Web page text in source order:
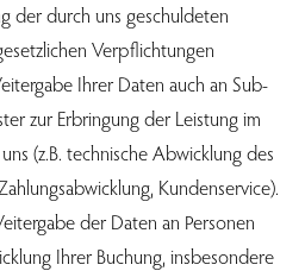
der durch uns geschuldeten
Verpflichtungen
Ihrer Daten auch an Sub-
zur Erbringung der Leistung im
(z.B. technische Abwicklung des
Kundenservice).
der Daten an Personen
Ihrer Buchung, insbesondere